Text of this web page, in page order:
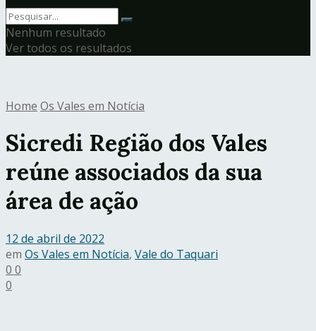
Nenhum resultado
Ver todos os resultados
Home Os Vales em Notícia
Sicredi Região dos Vales
reúne associados da sua
área de ação
12 de abril de 2022
em Os Vales em Notícia, Vale do Taquari
0 0
0